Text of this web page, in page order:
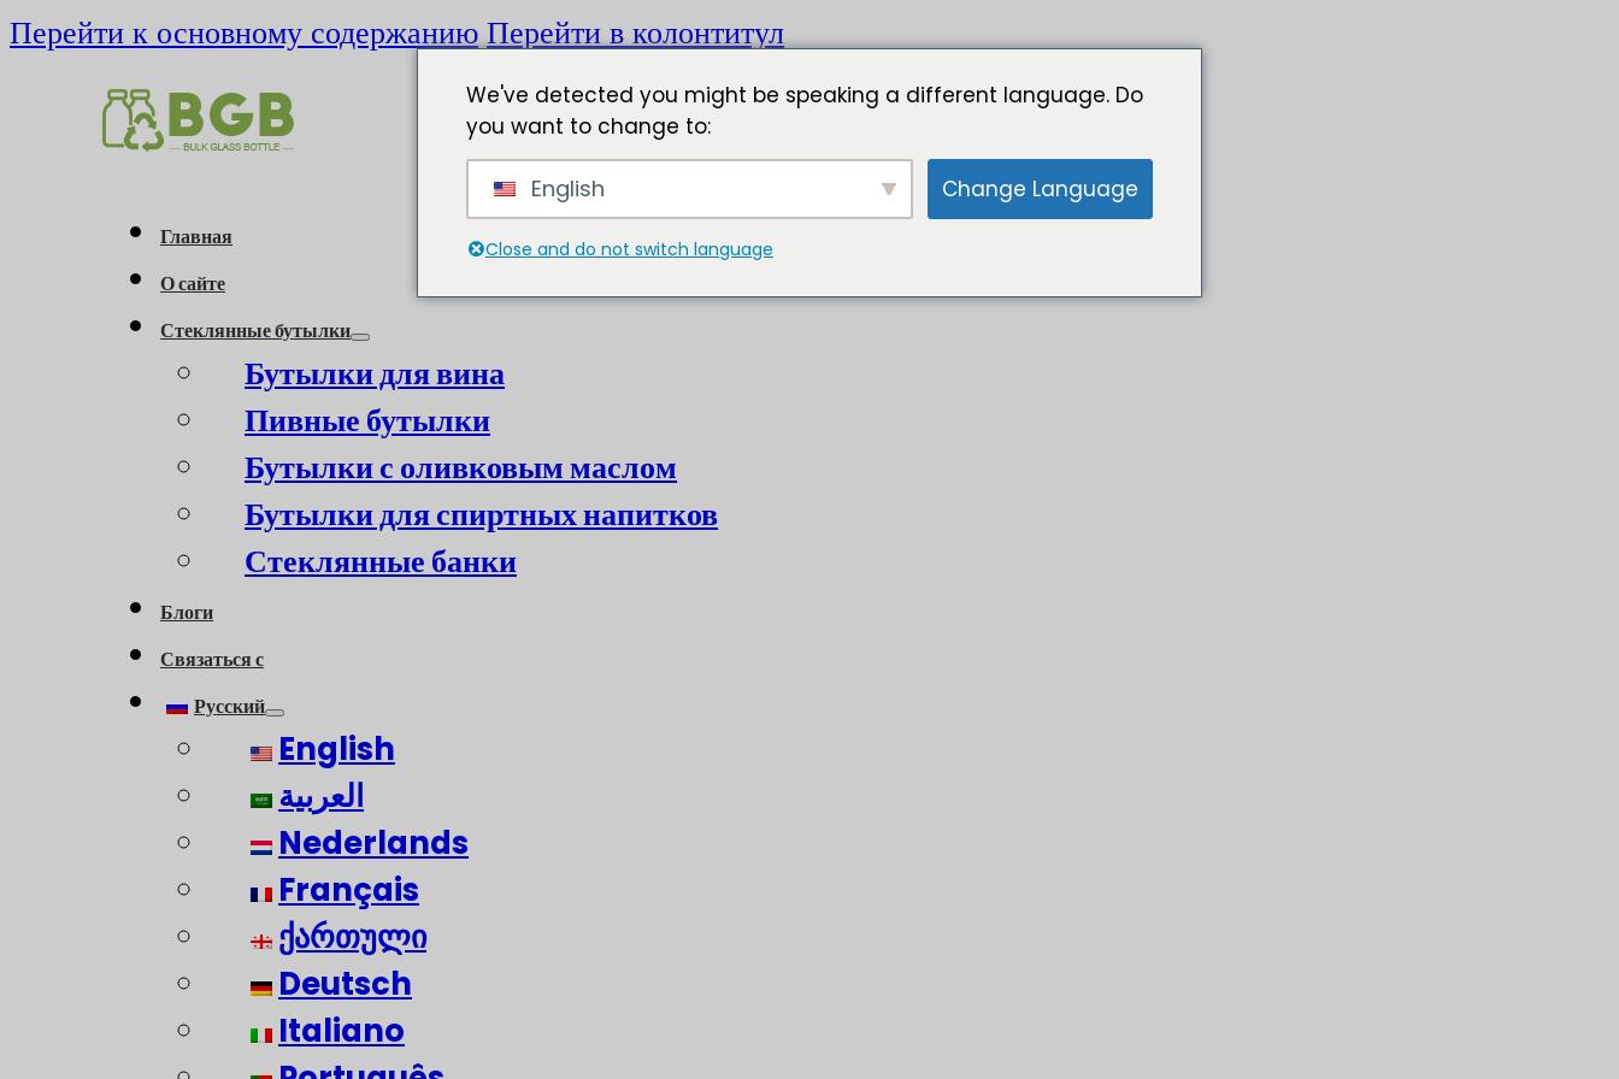
Перейти к основному содержаниюПерейти в колонтитул
Главная
О сайте
Стеклянные бутылки
Бутылки для вина
Пивные бутылки
Бутылки с оливковым маслом
Бутылки для спиртных напитков
Стеклянные банки
Блоги
Связаться с
Русский
English
العربية
Nederlands
Français
ქართული
Deutsch
Italiano
We've detected you might be speaking a different language. Do
you want to change to:
English Change Language
Close and do not switch language